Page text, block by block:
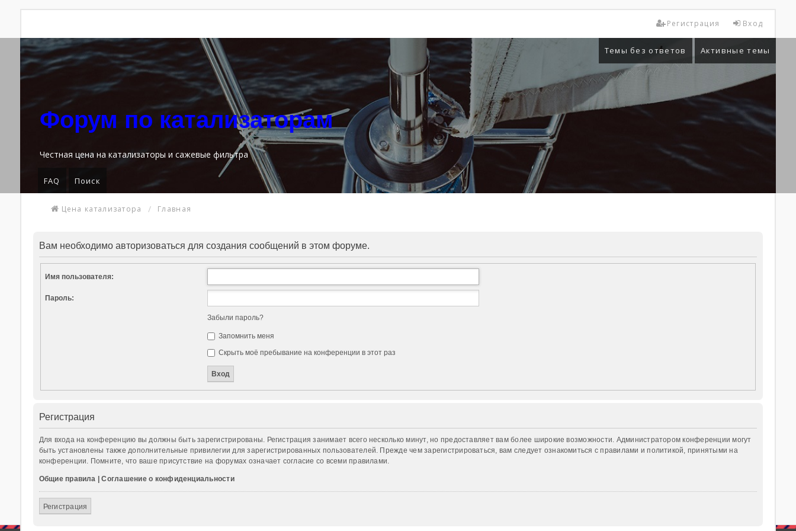
Вход
Регистрация
Темы без ответов Активные темы
Форум по катализаторам
Честная цена на катализаторы и сажевые фильтра
FAQ Поиск
Цена катализатора Главная
Вам необходимо авторизоваться для создания сообщений в этом форуме.
Имя пользователя:
Пароль:
Забыли пароль?
Запомнить меня
Скрыть моё пребывание на конференции в этот раз
Регистрация
Для входа на конференцию вы должны быть зарегистрированы. Регистрация занимает всего несколько минут, но предоставляет вам более широкие возможности. Администратором конференции могут
быть установлены также дополнительные привилегии для зарегистрированных пользователей. Прежде чем зарегистрироваться, вам следует ознакомиться с правилами и политикой, принятыми на
конференции. Помните, что ваше присутствие на форумах означает согласие со всеми правилами.
Общие правила |Соглашение о конфиденциальности
Регистрация